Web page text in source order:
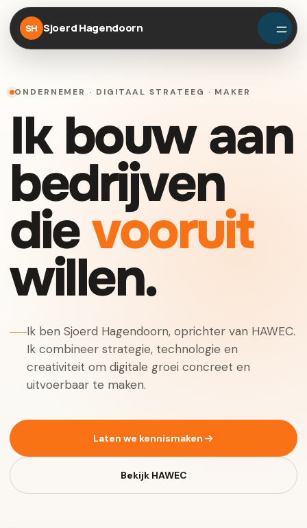
SH Sjoerd Hagendoorn
ONDERNEMER · DIGITAAL STRATEEG · MAKER
Ik bouw aan
bedrijven
dievooruit
willen.
Ik ben Sjoerd Hagendoorn, oprichter van HAWEC.
Ik combineer strategie, technologie en
creativiteit om digitale groei concreet en
uitvoerbaar te maken.
Laten we kennismaken
Bekijk HAWEC